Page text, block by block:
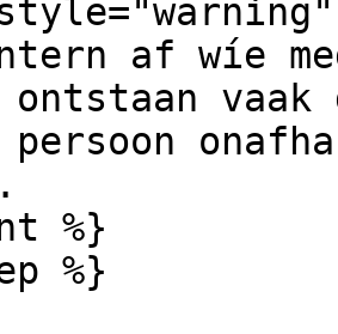
af wíe
ontstaan vaak
persoon
%}
%}